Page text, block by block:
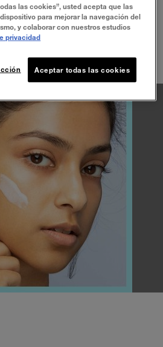
adhiera uniformemente y sin
Como habrás adivinado, hay
de prebase en el mercado:
en forma de fórmulas
mejor opción? ¿Una aporta más
la otra? Analicemos.
las cookies”, usted acepta que las
para mejorar la navegación del
y colaborar con nuestros estudios
privacidad
Aceptar todas las cookies